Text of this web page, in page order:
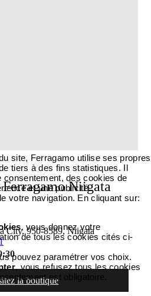
Ferragamo Niigata
City, 950-8589, Niigata
la boutique
site, Ferragamo utilise ses propres
tiers à des fins statistiques. Il
consentement, des cookies de
et une publicité
votre navigation. En cliquant sur:
, vous donnez votre
de tous les cookies cités ci-
pouvez paramétrer vos choix.
, vous refusez tous les cookies
est obligatoire.